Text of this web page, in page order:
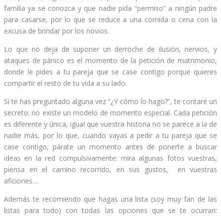
familia ya se conozca y que nadie pida “permiso” a ningún padre
para casarse, por lo que se reduce a una comida o cena con la
excusa de brindar por los novios.
Lo que no deja de suponer un derroche de ilusión, nervios, y
ataques de pánico es el momento de la petición de matrimonio,
donde le pides a tu pareja que se case contigo porque quieres
compartir el resto de tu vida a su lado.
Si te has preguntado alguna vez “¿Y cómo lo hago?”, te contaré un
secreto: no existe un modelo de momento especial. Cada petición
es diferente y única, igual que vuestra historia no se parece a la de
nadie más, por lo que, cuando vayas a pedir a tu pareja que se
case contigo, párate un momento antes de ponerte a buscar
ideas en la red compulsivamente: mira algunas fotos vuestras,
piensa en el camino recorrido, en sus gustos, en vuestras
aficiones…
Además te recomiendo que hagas una lista (soy muy fan de las
listas para todo) con todas las opciones que se te ocurran: